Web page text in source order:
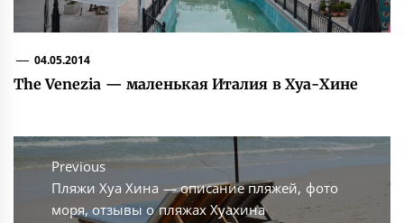
04.05.2014
The Venezia — маленькая Италия в Хуа-Хине
Навигация
по
записям
Previous
Previous
post:
Пляжи Хуа Хина — описание пляжей, фото
моря, отзывы о пляжах Хуахина